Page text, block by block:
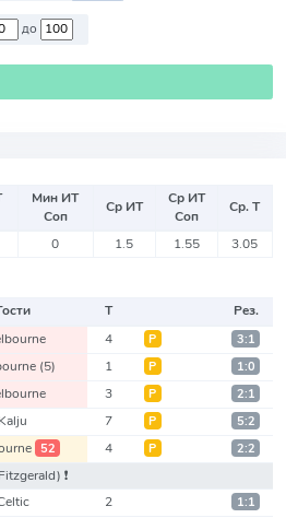
до
Мин ИТ
Соп
Ср ИТ
Ср ИТ
Соп
Ср. Т
0 1.5 1.55 3.05
Т
Рез.
4 Р 3:1
(5) 1 Р 1:0
3 Р 2:1
Kalju 7 Р 5:2
52 4 Р 2:2
❗️
2 1:1